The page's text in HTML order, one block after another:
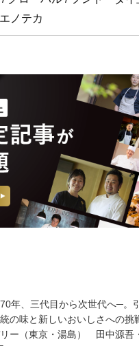
ノテカ
年、三代目から次世代へ─。
の味と新しいおいしさへの
リー（東京・湯島） 田中源